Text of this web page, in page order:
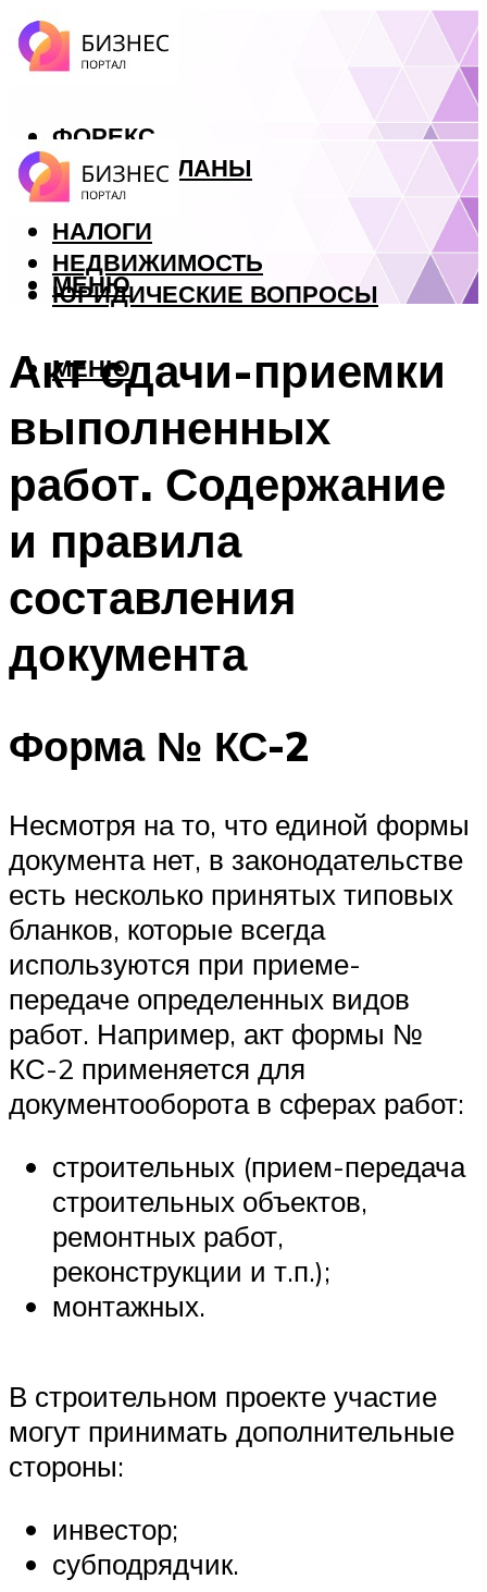
ФОРЕКС
БИЗНЕС ПЛАНЫ
КРЕДИТЫ
НАЛОГИ
НЕДВИЖИМОСТЬ
ЮРИДИЧЕСКИЕ ВОПРОСЫ
МЕНЮ
МЕНЮ
Акт сдачи-приемки
выполненных
работ. Содержание
и правила
составления
документа
Форма № КС-2
Несмотря на то, что единой формы
документа нет, в законодательстве
есть несколько принятых типовых
бланков, которые всегда
используются при приеме-
передаче определенных видов
работ. Например, акт формы №
КС-2 применяется для
документооборота в сферах работ:
строительных (прием-передача
строительных объектов,
ремонтных работ,
реконструкции и т.п.);
монтажных.
В строительном проекте участие
могут принимать дополнительные
стороны:
инвестор;
субподрядчик.